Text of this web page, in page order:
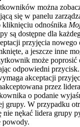
można
się w panelu
kliknięciu odnośnika
są dostępne dla
przyjęcia nowego
a jeszcze inne
może poprosić
odpowiedni
akceptacji
przez
o podanie
grupy. W przypadku
nie nękać lidera grupy
powody.